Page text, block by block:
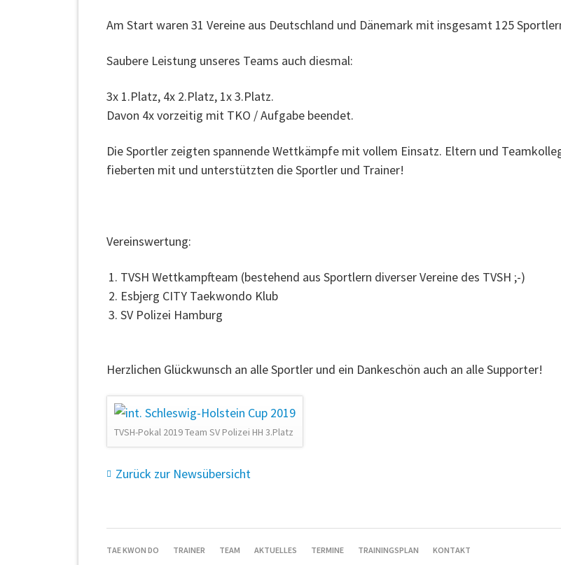
Am Start waren 31 Vereine aus Deutschland und Dänemark mit insgesamt 125
Saubere Leistung unseres Teams auch diesmal:
3x 1.Platz, 4x 2.Platz, 1x 3.Platz.
Davon 4x vorzeitig mit TKO / Aufgabe beendet.
Die Sportler zeigten spannende Wettkämpfe mit vollem Einsatz. Eltern und
fieberten mit und unterstützten die Sportler und Trainer!
Vereinswertung:
TVSH Wettkampfteam (bestehend aus Sportlern diverser Vereine des TVSH ;-)
Esbjerg CITY Taekwondo Klub
SV Polizei Hamburg
Herzlichen Glückwunsch an alle Sportler und ein Dankeschön auch an alle Supporter!
TVSH-Pokal 2019 Team SV Polizei HH 3.Platz
Zurück zur Newsübersicht
NAVIGATION
TAE KWON DO TRAINER TEAM AKTUELLES TERMINE TRAININGSPLAN KONTAKT